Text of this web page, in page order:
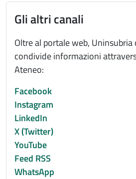
Gli altri canali
Oltre al portale web, Uninsubria
condivide informazioni
Ateneo:
Facebook
Instagram
LinkedIn
X (Twitter)
YouTube
Feed RSS
WhatsApp